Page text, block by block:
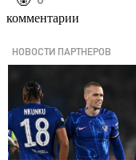
комментарии